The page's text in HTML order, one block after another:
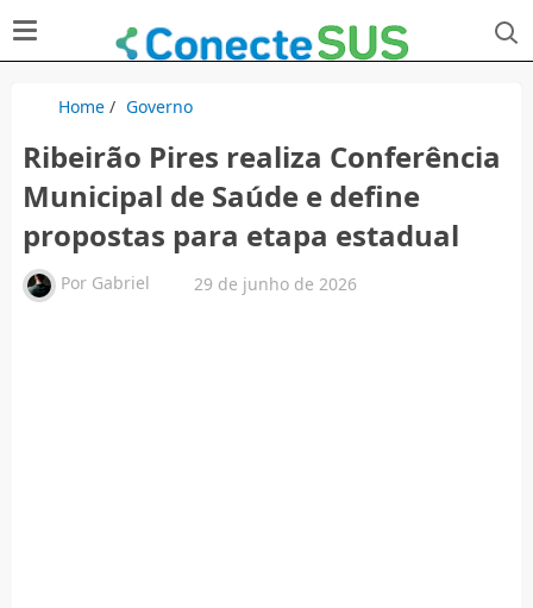
Home/ Governo
Ribeirão Pires realiza Conferência
Municipal de Saúde e define
propostas para etapa estadual
Por Gabriel 29 de junho de 2026